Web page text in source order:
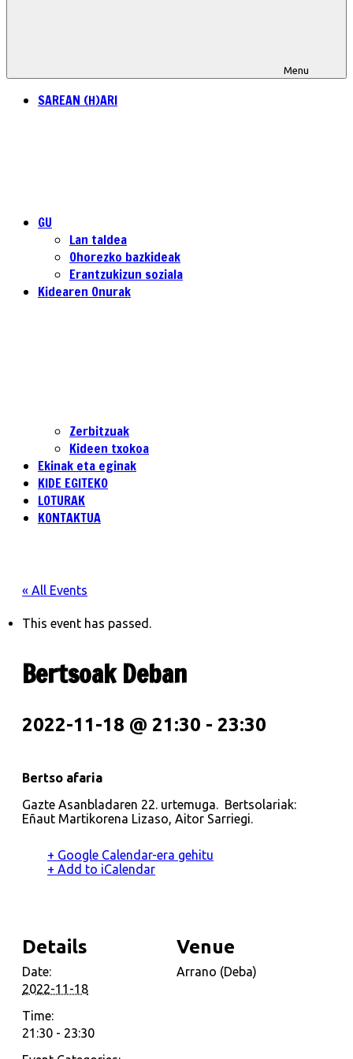
Menu
SAREAN (H)ARI
GU
Lan taldea
Ohorezko bazkideak
Erantzukizun soziala
Kidearen Onurak
Zerbitzuak
Kideen txokoa
Ekinak eta eginak
KIDE EGITEKO
LOTURAK
KONTAKTUA
« All Events
This event has passed.
Bertsoak Deban
2022-11-18 @ 21:30 - 23:30
Bertso afaria
Gazte Asanbladaren 22. urtemuga. Bertsolariak:
Eñaut Martikorena Lizaso, Aitor Sarriegi.
+ Google Calendar-era gehitu
+ Add to iCalendar
Details
Date:
2022-11-18
Time:
21:30 - 23:30
Venue
Arrano (Deba)